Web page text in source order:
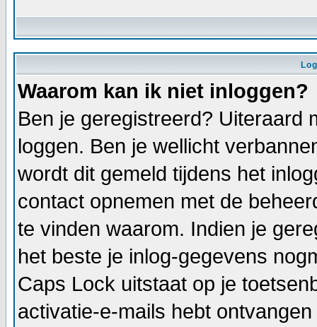
Waarom kan ik niet inloggen?
Ben je geregistreerd? Uiteraard
loggen. Ben je wellicht
wordt dit gemeld tijdens het
contact opnemen met de
te vinden waarom. Indien je
het beste je inlog-gegevens
Caps Lock uitstaat op je
activatie-e-mails hebt